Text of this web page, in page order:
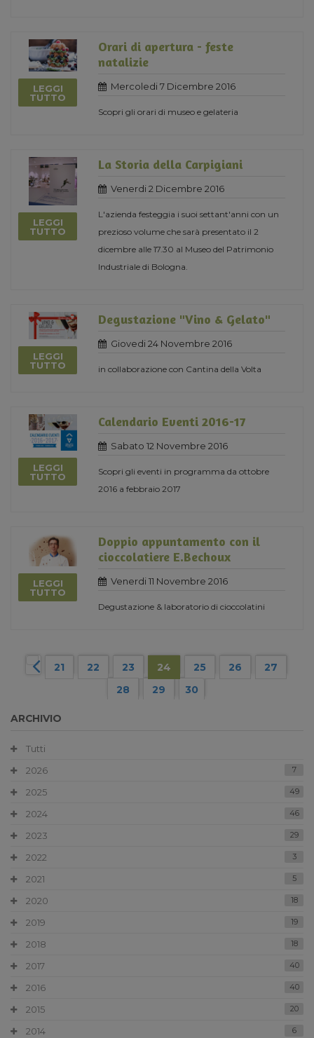
LEGGI
TUTTO
Orari di apertura - feste
natalizie
Mercoledi 7 Dicembre 2016
Scopri gli orari di museo e gelateria
LEGGI
TUTTO
La Storia della Carpigiani
Venerdi 2 Dicembre 2016
L'azienda festeggia i suoi settant'anni con un
prezioso volume che sarà presentato il 2
dicembre alle 17.30 al Museo del Patrimonio
Industriale di Bologna.
LEGGI
TUTTO
Degustazione "Vino & Gelato"
Giovedi 24 Novembre 2016
in collaborazione con Cantina della Volta
LEGGI
TUTTO
Calendario Eventi 2016-17
Sabato 12 Novembre 2016
Scopri gli eventi in programma da ottobre
2016 a febbraio 2017
LEGGI
TUTTO
Doppio appuntamento con il
cioccolatiere E.Bechoux
Venerdi 11 Novembre 2016
Degustazione & laboratorio di cioccolatini
21 22 23 24 25 26
27
28
29 30
ARCHIVIO
Tutti
2026
7
2025 49
2024 46
2023 29
2022 3
2021 5
2020 18
2019 19
2018 18
2017 40
2016 40
2015 20
2014 6